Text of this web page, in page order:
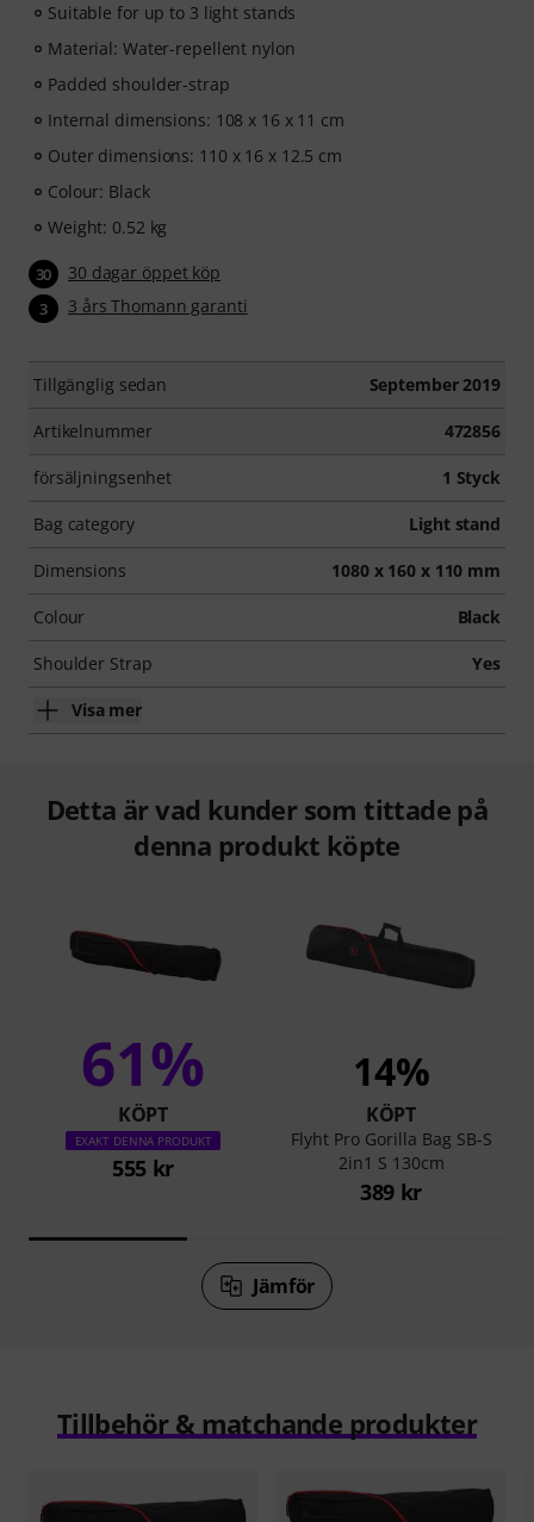
Suitable for up to 3 light stands
Material: Water-repellent nylon
Padded shoulder-strap
Internal dimensions: 108 x 16 x 11 cm
Outer dimensions: 110 x 16 x 12.5 cm
Colour: Black
Weight: 0.52 kg
30 30 dagar öppet köp
3 3 års Thomann garanti
Tillgänglig sedan September 2019
Artikelnummer 472856
försäljningsenhet 1 Styck
Bag category Light stand
Dimensions 1080 x 160 x 110 mm
Colour Black
Shoulder Strap Yes
Visa mer
Detta är vad kunder som tittade på
denna produkt köpte
61%
KÖPT
EXAKT DENNA PRODUKT
555 kr
14%
KÖPT
Flyht Pro Gorilla Bag SB-S
2in1 S 130cm
389 kr
Jämför
Tillbehör & matchande produkter